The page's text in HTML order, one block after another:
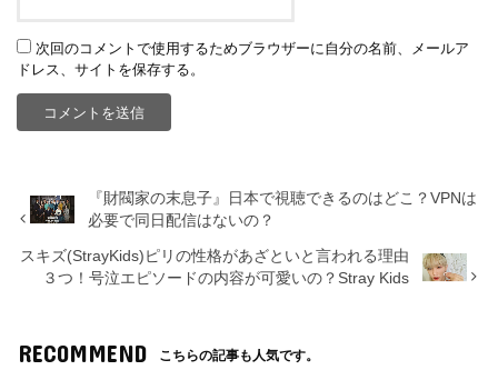
次回のコメントで使用するためブラウザーに自分の名前、メールア
ドレス、サイトを保存する。
『財閥家の末息子』日本で視聴できるのはどこ？VPNは
必要で同日配信はないの？
スキズ(StrayKids)ピリの性格があざといと言われる理由
３つ！号泣エピソードの内容が可愛いの？Stray Kids
RECOMMEND こちらの記事も人気です。